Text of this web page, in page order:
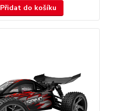
Přidat do košíku